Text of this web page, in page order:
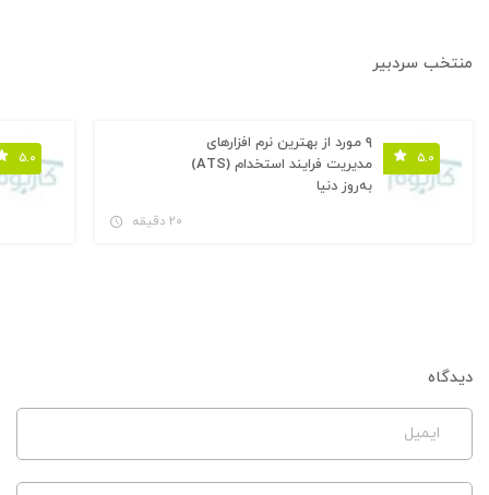
منتخب سردبیر
۵.۰
۹ مورد از بهترین نرم افزارهای
مدیریت فرایند استخدام (ATS)
به‌روز دنیا
۲۰ دقیقه
۵.۰
دیدگاه
ایمیل